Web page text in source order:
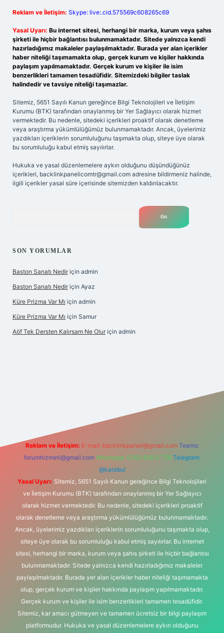
Reklam ve İletişim: Skype: live:.cid.575569c608265c69
Yasal Uyarı: Bu internet sitesi, herhangi bir marka, kurum veya şahıs
şirketi ile hiçbir bağlantısı bulunmamaktadır. Sitede yalnızca kendi
hazırladığımız makaleler paylaşılmaktadır. Burada yer alan içerikler
haber niteliği taşımamakta olup, gerçek kurum ve kişiler hakkında
paylaşım yapılmamaktadır. Gerçek kurum ve kişiler ile isim
benzerlikleri tamamen tesadüfidir. Sitemizdeki bilgiler taslak
halindedir ve tavsiye niteliği taşımazlar.
Sitemiz, 5651 Sayılı Kanun gereğince Bilgi Teknolojileri ve İletişim
Kurumu (BTK) tarafından onaylanmış bir Yer Sağlayıcı olarak hizmet
vermektedir. Bu nedenle, sitedeki içerikleri proaktif olarak denetleme
veya araştırma yükümlülüğümüz bulunmamaktadır. Ancak, üyelerimiz
yazdıkları içeriklerin sorumluluğunu taşımakta olup, siteye üye olarak
bu sorumluluğu kabul etmiş sayılırlar.
Hukuka ve yasal düzenlemelere aykırı olduğunu düşündüğünüz
içerikleri, backlinkpanelicomtr@gmail.com adresine bildirmeniz halinde,
ilgili içerikler yasal süre içerisinde sitemizden kaldırılacaktır.
SON YORUMLAR
Baston Sanatı Nedir için admin
Baston Sanatı Nedir için Ayaz
Küre Prizma Var Mı için admin
Küre Prizma Var Mı için Samur
Aöf Tek Dersten Kalırsam Ne Olur için admin
Reklam ve İletişim: E-mail: backlinkpaneli@gmail.com Teams:
forumhizmeti@gmail.com Whatsapp: 0262 606 0 726 Telegram:
@karabul
Yasal Uyarı: Sitemiz, 5651 Sayılı Kanun gereğince Bilgi Teknolojileri
ve İletişim Kurumu (BTK) tarafından onaylanmış bir Yer Sağlayıcı
olarak hizmet vermektedir. Bu nedenle, sitedeki içerikleri proaktif
olarak denetleme veya araştırma yükümlülüğümüz bulunmamaktadır.
Ancak, üyelerimiz yazdıkları içeriklerin sorumluluğunu taşımakta olup,
siteye üye olarak bu sorumluluğu kabul etmiş sayılırlar. Bu internet
sitesi, herhangi bir marka, kurum veya şahıs şirketi ile hiçbir bağlantısı
bulunmamaktadır. Sitede yalnızca kendi hazırladığımız makaleler
paylaşılmaktadır. Burada yer alan içerikler haber niteliği taşımamakta
olup, gerçek kurum ve kişiler hakkında paylaşım yapılmamaktadır.
Gerçek kurum ve kişiler ile isim benzerlikleri tamamen tesadüfidir.
Sitemiz, kar amacı gütmeyen ve tamamen ücretsiz bir bilgi paylaşım
platformudur. Hukuka ve yasal düzenlemelere aykırı olduğunu